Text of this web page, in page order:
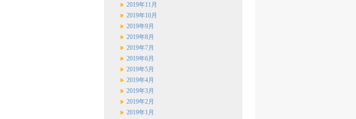
2019年11月
2019年10月
2019年9月
2019年8月
2019年7月
2019年6月
2019年5月
2019年4月
2019年3月
2019年2月
2019年1月